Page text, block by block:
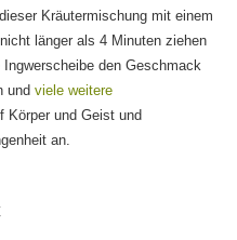
Kräutermischung mit einem
länger als 4 Minuten ziehen
den Geschmack
und viele weitere
und Geist und
an.